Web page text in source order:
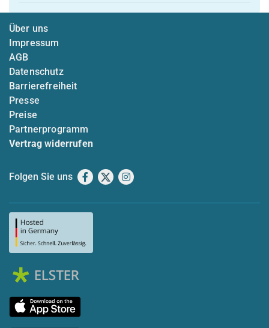
Über uns
Impressum
AGB
Datenschutz
Barrierefreiheit
Presse
Preise
Partnerprogramm
Vertrag widerrufen
Folgen Sie uns Facebook
X Instagram